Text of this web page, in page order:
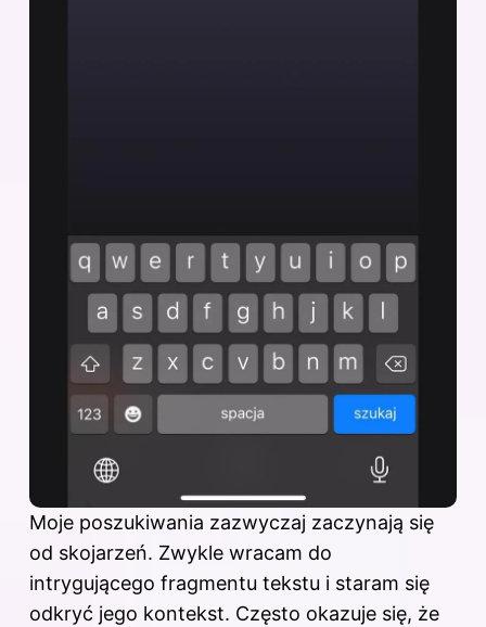
Moje poszukiwania zazwyczaj zaczynają się
od skojarzeń. Zwykle wracam do
intrygującego fragmentu tekstu i staram się
odkryć jego kontekst. Często okazuje się, że